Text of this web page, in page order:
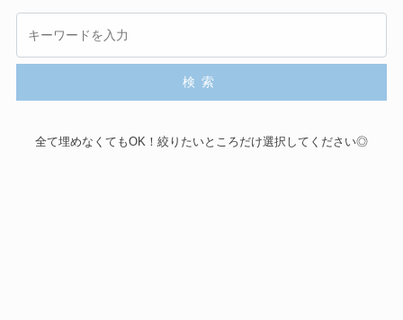
検索
全て埋めなくてもOK！絞りたいところだけ選択してください◎